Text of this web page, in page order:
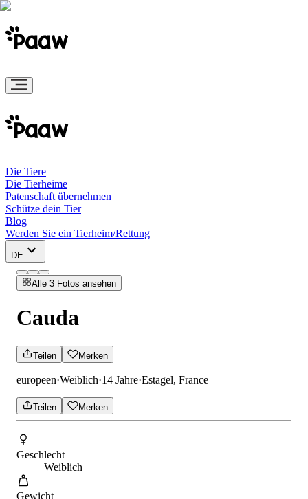
Die Tiere
Die Tierheime
Patenschaft übernehmen
Schütze dein Tier
Blog
Werden Sie ein Tierheim/Rettung
DE
Alle 3 Fotos ansehen
Cauda
Teilen Merken
europeen·Weiblich·14 Jahre·Estagel, France
Teilen Merken
Geschlecht
Weiblich
Gewicht